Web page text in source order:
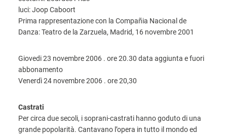
luci: Joop Caboort
Prima rappresentazione con la Compañia Nacional de
Danza: Teatro de la Zarzuela, Madrid, 16 novembre 2001
Giovedi 23 novembre 2006 . ore 20.30 data aggiunta e fuori
abbonamento
Venerdì 24 novembre 2006 . ore 20,30
Castrati
Per circa due secoli, i soprani-castrati hanno goduto di una
grande popolarità. Cantavano l’opera in tutto il mondo ed